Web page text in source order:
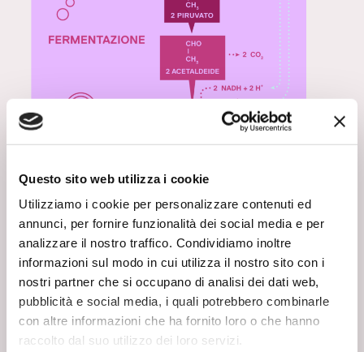
Questo sito web utilizza i cookie
Utilizziamo i cookie per personalizzare contenuti ed
annunci, per fornire funzionalità dei social media e per
analizzare il nostro traffico. Condividiamo inoltre
informazioni sul modo in cui utilizza il nostro sito con i
nostri partner che si occupano di analisi dei dati web,
pubblicità e social media, i quali potrebbero combinarle
con altre informazioni che ha fornito loro o che hanno
raccolto dal suo utilizzo dei loro servizi.
La trasformazione del mosto in
vino avviene grazie alla
fermentazione degli zuccheri
(come glucosio e fruttosio) in alcol
etilico, anidride carbonica e diversi
prodotti secondari.
Si tratta di un processo
estremamente complesso, risultato